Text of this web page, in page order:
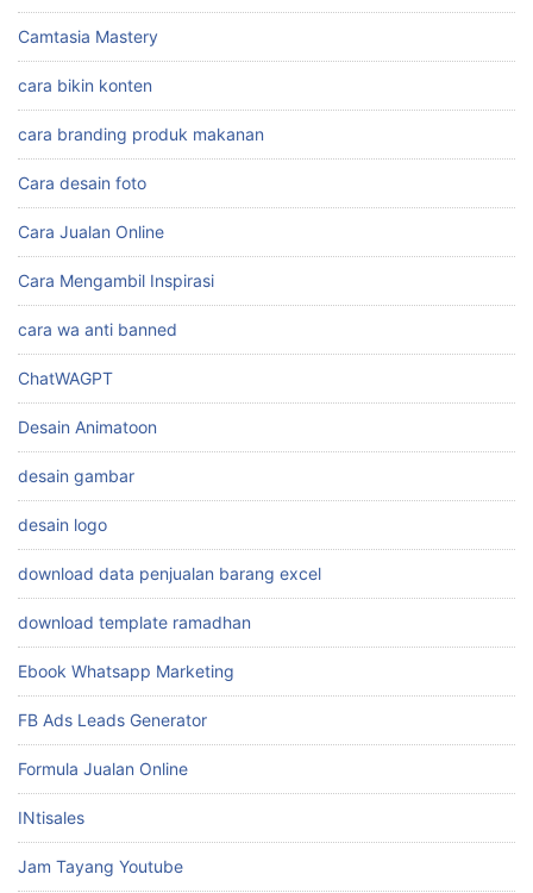
Camtasia Mastery
cara bikin konten
cara branding produk makanan
Cara desain foto
Cara Jualan Online
Cara Mengambil Inspirasi
cara wa anti banned
ChatWAGPT
Desain Animatoon
desain gambar
desain logo
download data penjualan barang excel
download template ramadhan
Ebook Whatsapp Marketing
FB Ads Leads Generator
Formula Jualan Online
INtisales
Jam Tayang Youtube